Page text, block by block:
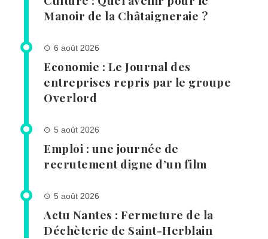
Manoir de la Châtaigneraie ?
6 août 2026
Economie : Le Journal des
entreprises repris par le groupe
Overlord
5 août 2026
Emploi : une journée de
recrutement digne d’un film
5 août 2026
Actu Nantes : Fermeture de la
Déchèterie de Saint-Herblain